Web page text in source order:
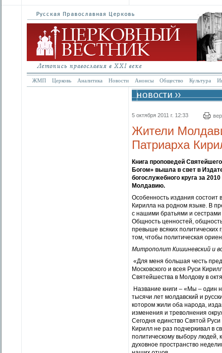
ЖМП Церковь Аналитика Новости Анонсы Общество Культура
5 октября 2011 г. 12:33
Жители
Патриарха
Книга проповедей
Богом» вышла в свет в
богослужебного круга за
Молдавию.
Особенность издания состоит
Кирилла на родном языке. В
с нашими братьями и
Общность ценностей,
превыше всяких
том, чтобы политическая
Митрополит Кишиневский и
«Для меня большая честь
Московского и всея Руси
Святейшества в Молдову в
Название книги – «Мы – один
тысячи лет молдавский и
котором жили оба народа,
изменения и треволнения
Сегодня единство Святой
Кирилл не раз подчеркивал в
политическому выбору людей,
духовное пространство